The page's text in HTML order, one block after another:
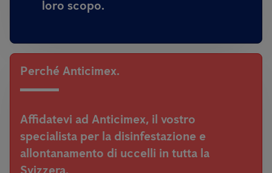
loro scopo.
Perché Anticimex.
Affidatevi ad Anticimex, il vostro
specialista per la disinfestazione e
allontanamento di uccelli in tutta la
Svizzera.